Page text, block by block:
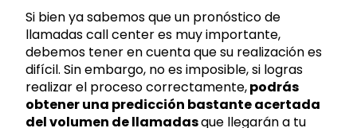
Si bien ya sabemos que un pronóstico de
llamadas call center es muy importante,
debemos tener en cuenta que su realización es
difícil. Sin embargo, no es imposible, si logras
realizar el proceso correctamente,podrás
obtener una predicción bastante acertada
del volumen de llamadasque llegarán a tu